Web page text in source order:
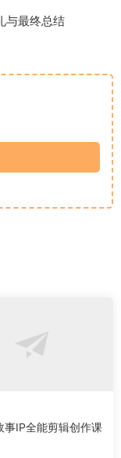
与最终总结
事IP全能剪辑创作课